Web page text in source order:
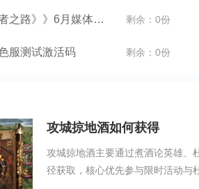
《航海王强者之路》》6月媒体礼包 剩余：0份
服测试激活码 剩余：0份
攻城掠地酒如何获得
攻城掠地酒主要通过煮酒论英雄、
径获取，核心优先参与限时活动与